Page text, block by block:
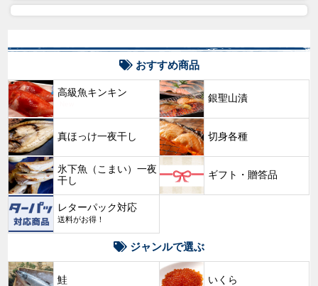
おすすめ商品
高級魚キンキン
銀聖山漬
真ほっけ一夜干し 切身各種
氷下魚（こまい）一夜
干し
ギフト・贈答品
レターパック対応
送料がお得！
ジャンルで選ぶ
鮭 いくら